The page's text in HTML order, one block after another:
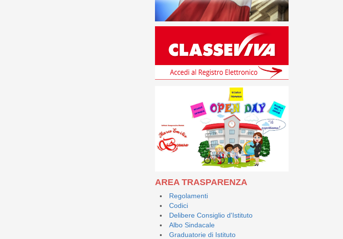
AREA TRASPARENZA
Regolamenti
Codici
Delibere Consiglio d'Istituto
Albo Sindacale
Graduatorie di Istituto